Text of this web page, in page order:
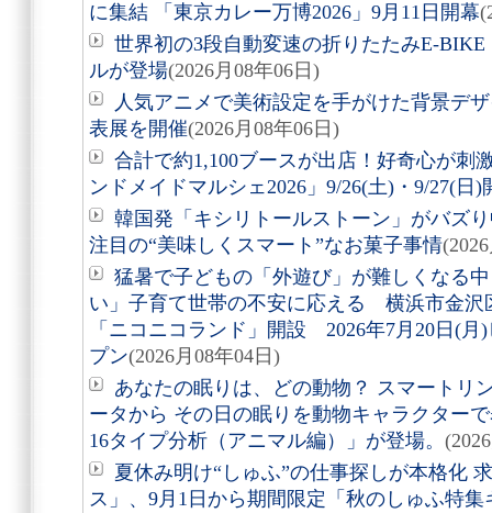
に集結 「東京カレー万博2026」9月11日開幕
世界初の3段自動変速の折りたたみE-
ルが登場(2026月08年06日)
人気アニメで美術設定を手がけた背景デ
表展を開催(2026月08年06日)
合計で約1,100ブースが出店！好奇心が
ンドメイドマルシェ2026」9/26(土)・9/27(日)
韓国発「キシリトールストーン」がバズ
注目の“美味しくスマート”なお菓子事情
猛暑で子どもの「外遊び」が難しくなる
い」子育て世帯の不安に応える 横浜市金沢
「ニコニコランド」開設 2026年7月20日(
プン(2026月08年04日)
あなたの眠りは、どの動物？ スマートリ
ータから その日の眠りを動物キャラクター
16タイプ分析（アニマル編）」が登場。
夏休み明け“しゅふ”の仕事探しが本格化
ス」、9月1日から期間限定「秋のしゅふ特